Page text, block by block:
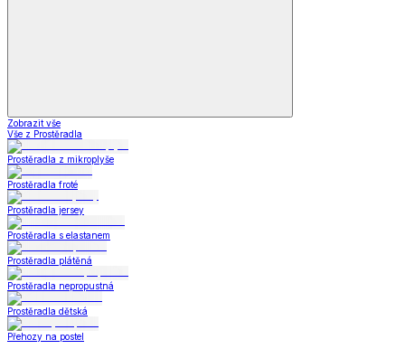
Zobrazit vše
Vše z Prostěradla
Prostěradla z mikroplyše
Prostěradla froté
Prostěradla jersey
Prostěradla s elastanem
Prostěradla plátěná
Prostěradla nepropustná
Prostěradla dětská
Přehozy na postel